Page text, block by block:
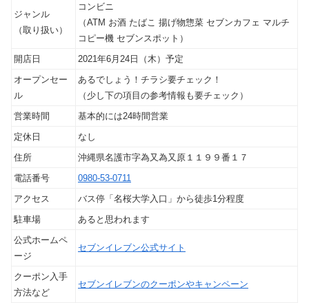
ジャンル
（取り扱い）
コンビニ
（ATM お酒 たばこ 揚げ物惣菜 セブンカフェ マルチ
コピー機 セブンスポット）
開店日
2021年6月24日（木）予定
オープンセー
ル
あるでしょう！チラシ要チェック！
（少し下の項目の参考情報も要チェック）
営業時間
基本的には24時間営業
定休日
なし
住所
沖縄県名護市字為又為又原１１９９番１７
電話番号
0980-53-0711
アクセス
バス停「名桜大学入口」から徒歩1分程度
駐車場
あると思われます
公式ホームペ
ージ
セブンイレブン公式サイト
クーポン入手
方法など
セブンイレブンのクーポンやキャンペーン